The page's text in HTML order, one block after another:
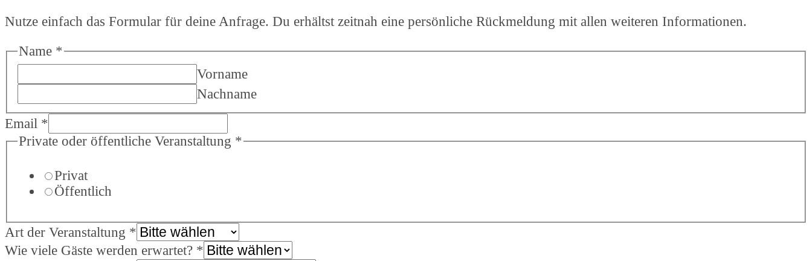
Nutze einfach das Formular für deine Anfrage. Du erhältst zeitnah eine persönliche Rückmeldung mit allen weiteren Informationen.
Name *
Vorname
Nachname
werden
Email
Email *
Private oder öffentliche Veranstaltung *
Privat
Öffentlich
Art der Veranstaltung *
Wie viele Gäste werden erwartet? *